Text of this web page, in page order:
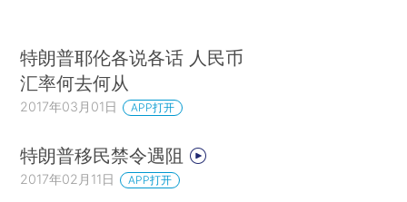
特朗普耶伦各说各话 人民币
汇率何去何从
2017年03月01日 APP打开
特朗普移民禁令遇阻
2017年02月11日 APP打开